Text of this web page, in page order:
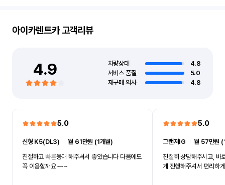
아이카렌트카고객리뷰
4.9 차량상태
4.8
서비스 품질
5.0
재구매 의사
4.8
5.0
신형 K5(DL3) ㅣ월 61만원 (1개월)
친절하고 빠른응대 해주셔서 좋았습니다 다음에도
꼭 이용할깨요~~~
5.0
그랜저IG ㅣ월 57만원
친절히 상담해주시고, 바
게 진행해주셔서 편리하